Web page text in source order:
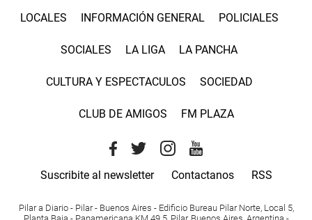
LOCALES INFORMACIÓN GENERAL POLICIALES
SOCIALES LA LIGA LA PANCHA
CULTURA Y ESPECTACULOS SOCIEDAD
CLUB DE AMIGOS FM PLAZA
Suscribite al newsletter Contactanos RSS
Pilar a Diario - Pilar - Buenos Aires - Edificio Bureau Pilar Norte, Local 5,